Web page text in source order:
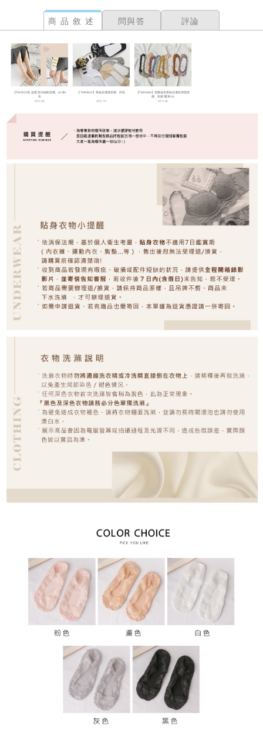
商品敘述 問與答 評論